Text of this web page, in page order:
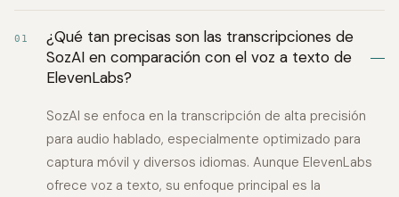
01
¿Qué tan precisas son las transcripciones de
SozAI en comparación con el voz a texto de
ElevenLabs?
SozAI se enfoca en la transcripción de alta precisión
para audio hablado, especialmente optimizado para
captura móvil y diversos idiomas. Aunque ElevenLabs
ofrece voz a texto, su enfoque principal es la